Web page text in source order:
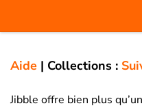
Aide | Collections :
Jibble offre bien plus